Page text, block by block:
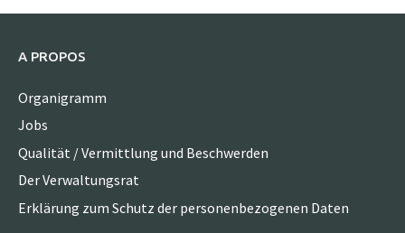
A PROPOS
Organigramm
Jobs
Qualität / Vermittlung und Beschwerden
Der Verwaltungsrat
Erklärung zum Schutz der personenbezogenen Daten